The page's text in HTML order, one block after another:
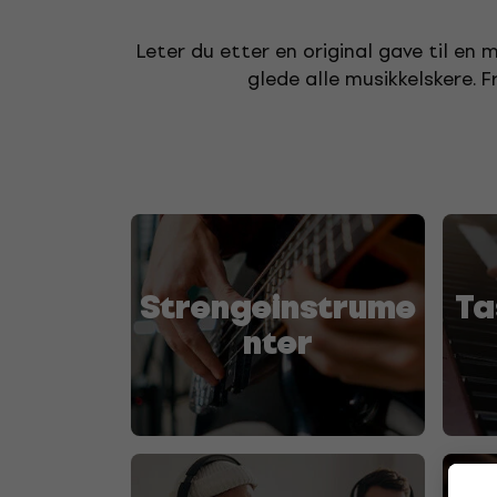
Leter du etter en original gave til en
glede alle musikkelskere.
Strengeinstrume
nter